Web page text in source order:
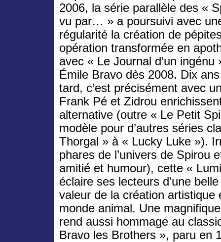
2006, la série parallèle des «
vu par… » a poursuivi avec
régularité la création de
opération transformée en
avec « Le Journal d’un ingénu
Émile Bravo dès 2008. Dix
tard, c’est précisément avec
Frank Pé et Zidrou
alternative (outre « Le Petit
modèle pour d’autres séries
Thorgal » à « Lucky Luke »).
phares de l’univers de Spirou
amitié et humour), cette «
éclaire ses lecteurs d’une
valeur de la création artistique
monde animal. Une
rend aussi hommage au
Bravo les Brothers », paru en